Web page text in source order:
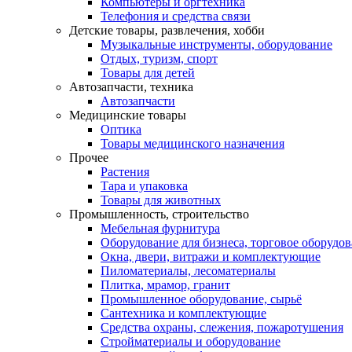
Телефония и средства связи
Детские товары, развлечения, хобби
Музыкальные инструменты, оборудование
Отдых, туризм, спорт
Товары для детей
Автозапчасти, техника
Автозапчасти
Медицинские товары
Оптика
Товары медицинского назначения
Прочее
Растения
Тара и упаковка
Товары для животных
Промышленность, строительство
Мебельная фурнитура
Оборудование для бизнеса, торговое
Окна, двери, витражи и комплектующие
Пиломатериалы, лесоматериалы
Плитка, мрамор, гранит
Промышленное оборудование, сырьё
Сантехника и комплектующие
Средства охраны, слежения, пожаротушения
Стройматериалы и оборудование